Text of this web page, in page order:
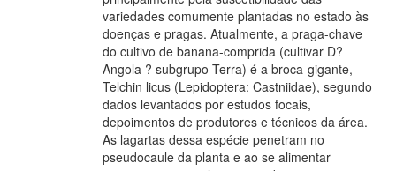
variedades comumente plantadas no estado às
doenças e pragas. Atualmente, a praga-chave
do cultivo de banana-comprida (cultivar D?
Angola ? subgrupo Terra) é a broca-gigante,
Telchin licus (Lepidoptera: Castniidae), segundo
dados levantados por estudos focais,
depoimentos de produtores e técnicos da área.
As lagartas dessa espécie penetram no
pseudocaule da planta e ao se alimentar